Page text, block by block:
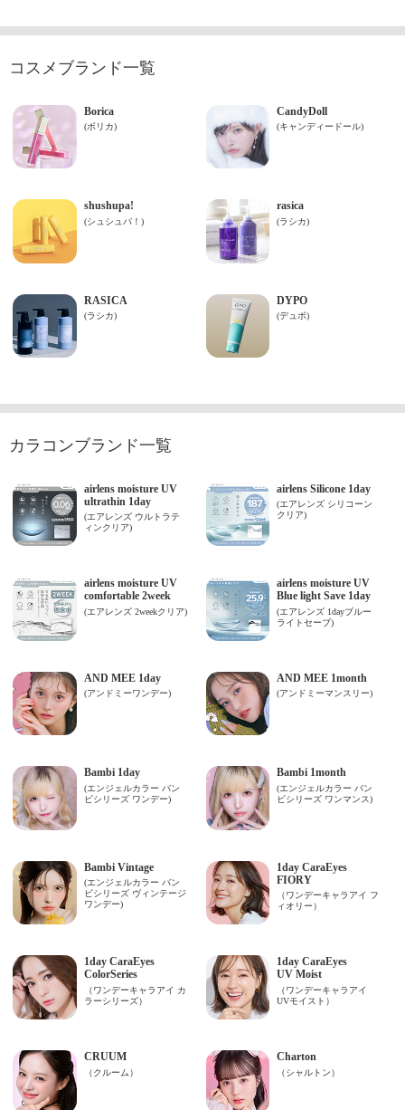
コスメブランド一覧
カラコンブランド一覧